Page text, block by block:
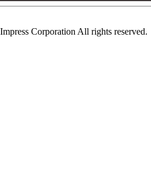
Corporation All rights reserved.